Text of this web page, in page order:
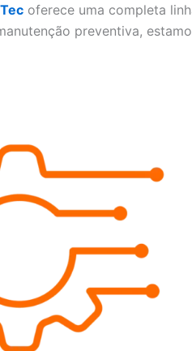
oferece uma completa
preventiva,